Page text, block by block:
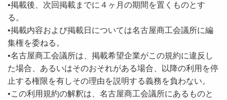
•掲載後、次回掲載までに４ヶ月の期間を置くものとす
る。
•掲載内容および掲載日については名古屋商工会議所に編
集権を委ねる。
•名古屋商工会議所は、掲載希望企業がこの規約に違反し
た場合、あるいはそのおそれがある場合、以降の利用を停
止する権限を有しその理由を説明する義務を負わない。
•この利用規約の解釈は、名古屋商工会議所にあるものと